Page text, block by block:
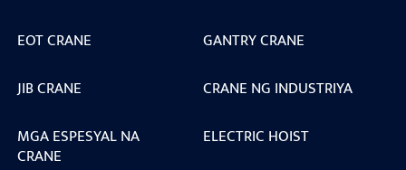
EOT CRANE
GANTRY CRANE
JIB CRANE
CRANE NG INDUSTRIYA
MGA ESPESYAL NA
CRANE
ELECTRIC HOIST